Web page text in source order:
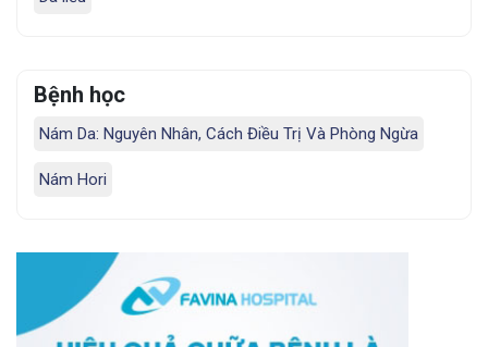
Bệnh học
Nám Da: Nguyên Nhân, Cách Điều Trị Và Phòng Ngừa
Nám Hori